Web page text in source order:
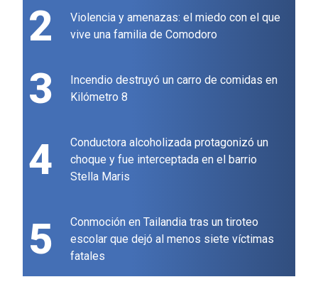
2
Violencia y amenazas: el miedo con el que
vive una familia de Comodoro
3
Incendio destruyó un carro de comidas en
Kilómetro 8
4
Conductora alcoholizada protagonizó un
choque y fue interceptada en el barrio
Stella Maris
5
Conmoción en Tailandia tras un tiroteo
escolar que dejó al menos siete víctimas
fatales